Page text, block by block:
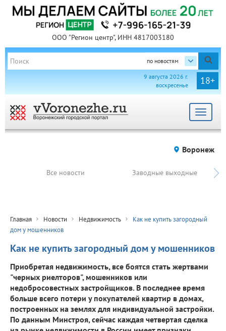
ООО "Регион центр", ИНН 4817003180
по новостям
18+
9 августа 2026 г.
воскресенье
Toggle
Воронеж
Все новости Заводные выходные
Главная Новости Недвижимость
Как не купить загородный
дом у мошенников
Как не купить загородный дом у мошенников
Приобретая недвижимость, все боятся стать жертвами
"черных риелторов", мошенников или
недобросовестных застройщиков. В последнее время
больше всего потери у покупателей квартир в домах,
построенных на землях для индивидуальной застройки.
По данным Минстроя, сейчас каждая четвертая сделка